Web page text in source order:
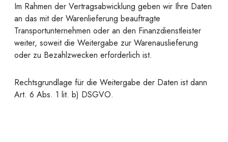
Im Rahmen der Vertragsabwicklung geben wir Ihre Daten
an das mit der Warenlieferung beauftragte
Transportunternehmen oder an den Finanzdienstleister
weiter, soweit die Weitergabe zur Warenauslieferung
oder zu Bezahlzwecken erforderlich ist.
Rechtsgrundlage für die Weitergabe der Daten ist dann
Art. 6 Abs. 1 lit. b) DSGVO.